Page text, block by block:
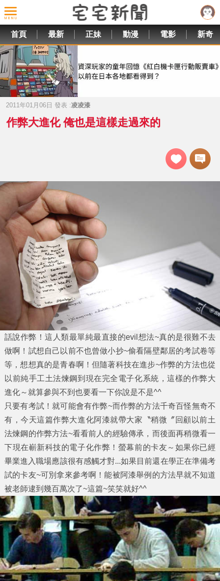
首頁 最新 正妹 動漫 電影 新奇
2011年01月06日 發表 :凌凌漆
作弊大進化 俺也是這樣走過來的
話說作弊 ！這人類最單純最直接的evil想法~真的是很難不去
做啊！試想自己以前不也曾做小抄~偷看隔壁鄰居的考試卷等
等，想想真的是青春啊！但隨著科技在進步~作弊的方法也從
以前純手工土法煉鋼到現在完全電子化系統，這樣的作弊大
進化～就算參與不到也要看一下你說是不是^^
只要有考試！就可能會有作弊~而作弊的方法千奇百怪無奇不
有，今天這篇作弊大進化阿漆就帶大家〝稍微〞回顧以前土
法煉鋼的作弊方法~看看前人的經驗傳承，而後面再稍微看一
下現在嶄新科技的電子化作弊！螢幕前的卡友～如果你已經
畢業進入職場應該很有感觸才對...如果目前還在學正在準備考
試的卡友~可別拿來參考啊！能被阿漆舉例的方法早就不知道
被老師逮到幾百萬次了~這篇~笑笑就好^^